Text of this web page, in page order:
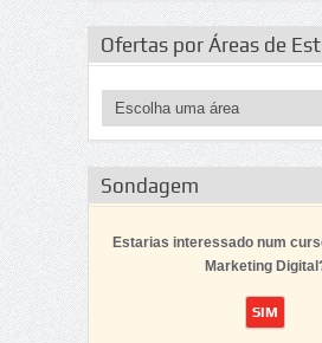
Ofertas por Áreas de
Sondagem
Estarias interessado num
Marketing